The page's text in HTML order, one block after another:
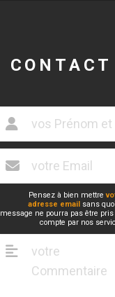
CONTACT
Pensez à bien mettre
adresse email sans
message ne pourra pas être
compte par nos